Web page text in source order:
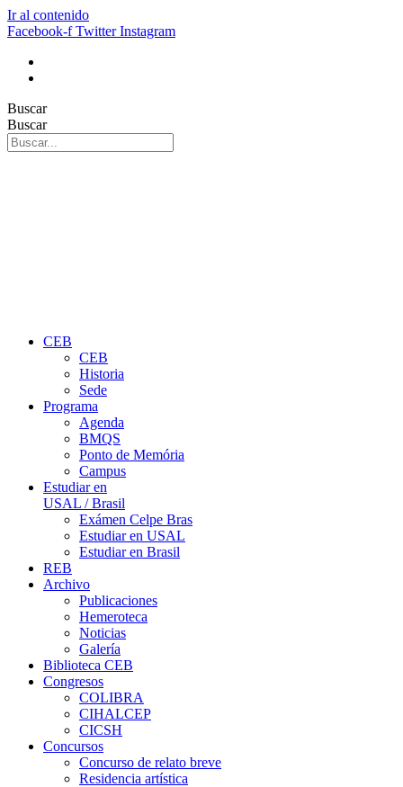
Ir al contenido
Facebook-f Twitter Instagram
Buscar
Buscar
CEB
CEB
Historia
Sede
Programa
Agenda
BMQS
Ponto de Memória
Campus
Estudiar en
USAL / Brasil
Exámen Celpe Bras
Estudiar en USAL
Estudiar en Brasil
REB
Archivo
Publicaciones
Hemeroteca
Noticias
Galería
Biblioteca CEB
Congresos
COLIBRA
CIHALCEP
CICSH
Concursos
Concurso de relato breve
Residencia artística